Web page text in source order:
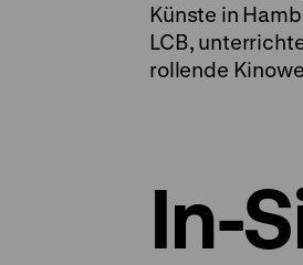
Künste in
LCB,
rollende
In-